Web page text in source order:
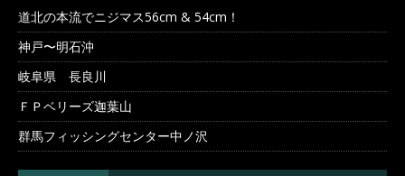
道北の本流でニジマス56cm & 54cm！
神戸〜明石沖
岐阜県 長良川
ＦＰベリーズ迦葉山
群馬フィッシングセンター中ノ沢